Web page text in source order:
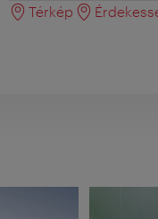
Térkép